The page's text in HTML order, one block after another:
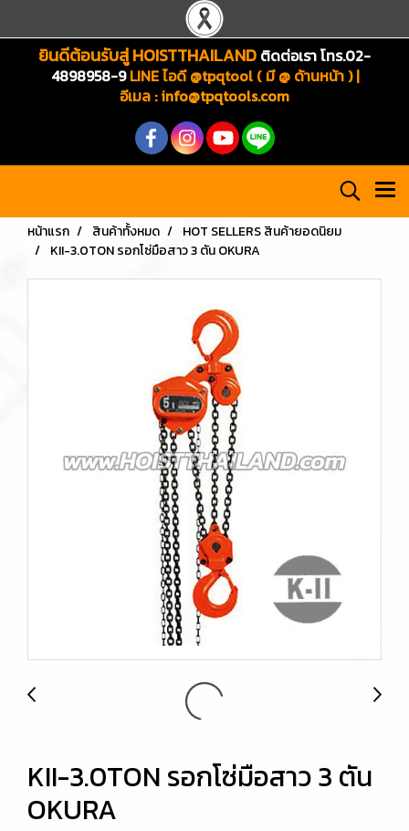
ยินดีต้อนรับสู่ HOISTTHAILAND ติดต่อเรา โทร.02-
4898958-9LINE ไอดี @tpqtool ( มี @ ด้านหน้า ) |
อีเมล :info@tpqtools.com
หน้าแรก สินค้าทั้งหมด
HOT SELLERS สินค้ายอดนิยม
KII-3.0TON รอกโซ่มือสาว 3 ตัน OKURA
KII-3.0TON รอกโซ่มือสาว 3 ตัน
OKURA